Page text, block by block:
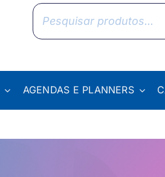
Pesquisar
produtos
AGENDAS E PLANNERS